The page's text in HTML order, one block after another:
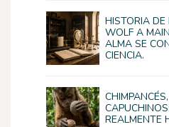
HISTORIA DE
WOLF A
ALMA SE
CIENCIA.
REALMENTE